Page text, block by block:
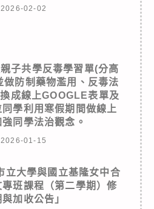
2026-02-02
子共學反毒學習單(分高
做防制藥物濫用、反毒法
成線上GOOGLE表單及
學利用寒假期間做線上
同學法治觀念。
2026-01-15
立大學與國立基隆女中合
班課程（第二學期）修
加收公告」